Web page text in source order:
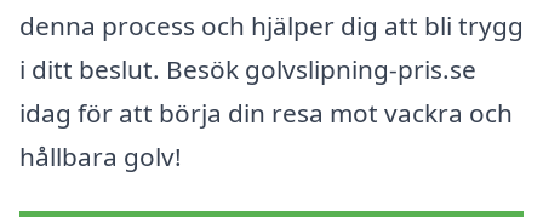
denna process och hjälper dig att bli trygg
i ditt beslut. Besök golvslipning-pris.se
idag för att börja din resa mot vackra och
hållbara golv!